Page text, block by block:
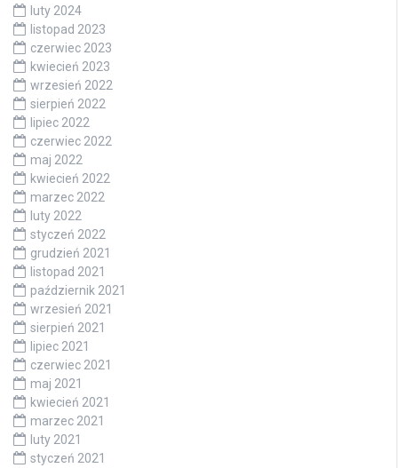
luty 2024
listopad 2023
czerwiec 2023
kwiecień 2023
wrzesień 2022
sierpień 2022
lipiec 2022
czerwiec 2022
maj 2022
kwiecień 2022
marzec 2022
luty 2022
styczeń 2022
grudzień 2021
listopad 2021
październik 2021
wrzesień 2021
sierpień 2021
lipiec 2021
czerwiec 2021
maj 2021
kwiecień 2021
marzec 2021
luty 2021
styczeń 2021